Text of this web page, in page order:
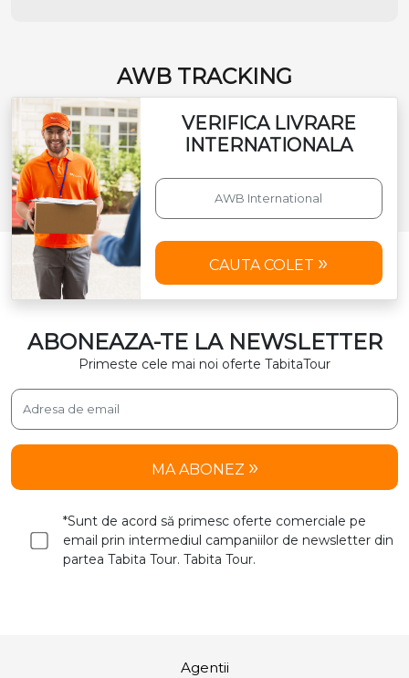
AWB TRACKING
VERIFICA LIVRARE
INTERNATIONALA
CAUTA COLET
ABONEAZA-TE LA NEWSLETTER
Primeste cele mai noi oferte TabitaTour
MA ABONEZ
*Sunt de acord să primesc oferte comerciale pe
email prin intermediul campaniilor de newsletter din
partea Tabita Tour. Tabita Tour.
Agentii